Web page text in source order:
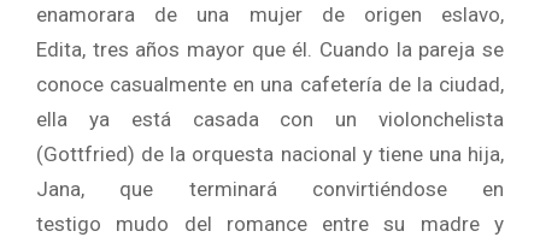
enamorara de una mujer de origen eslavo,
Edita, tres años mayor que él. Cuando la pareja se
conoce casualmente en una cafetería de la ciudad,
ella ya está casada con un violonchelista
(Gottfried) de la orquesta nacional y tiene una hija,
Jana, que terminará convirtiéndose en
testigo mudo del romance entre su madre y